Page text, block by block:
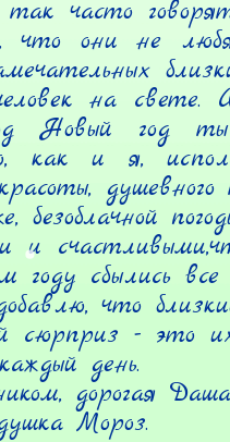
часто
что они не
на
Новый год
как и я,
безоблачной
и
году сбылись
что
сюрприз - это
день.
дорогая
Мороз.